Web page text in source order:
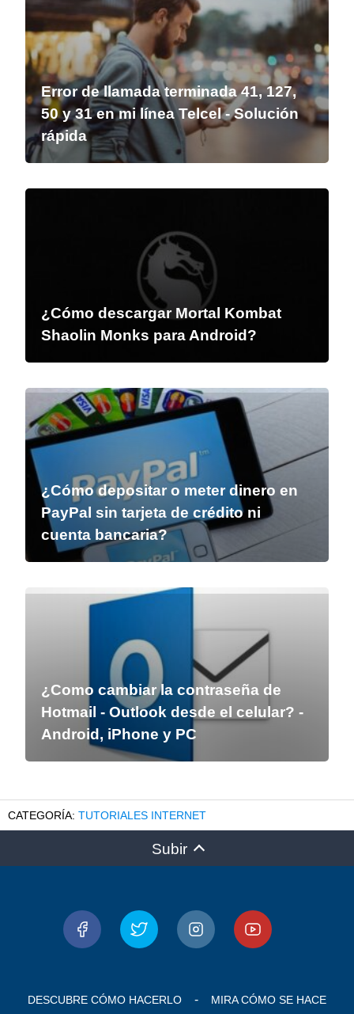
Error de llamada terminada 41, 127,
50 y 31 en mi línea Telcel - Solución
rápida
¿Cómo descargar Mortal Kombat
Shaolin Monks para Android?
¿Cómo depositar o meter dinero en
PayPal sin tarjeta de crédito ni
cuenta bancaria?
¿Como cambiar la contraseña de
Hotmail - Outlook desde el celular? -
Android, iPhone y PC
TUTORIALES INTERNET
Subir
DESCUBRE CÓMO HACERLO MIRA CÓMO SE HACE